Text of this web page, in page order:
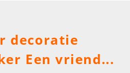
decoratie
Een vriend...